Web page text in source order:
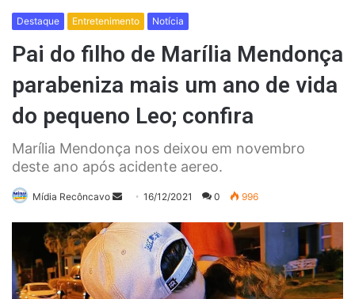
Destaque Entretenimento Notícia
Pai do filho de Marília Mendonça
parabeniza mais um ano de vida
do pequeno Leo; confira
Marília Mendonça nos deixou em novembro
deste ano após acidente aereo.
Mídia Recôncavo
Mande
e-
mail
16/12/2021 0 996